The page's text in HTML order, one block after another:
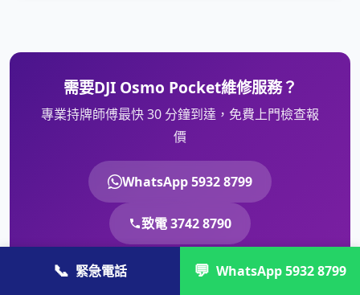
需要DJI Osmo Pocket維修服務？
專業持牌師傅最快 30 分鐘到達，免費上門檢查報
價
WhatsApp 5932 8799
致電 3742 8790
📞 緊急電話 💬 WhatsApp 5932 8799